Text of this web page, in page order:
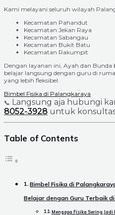
Kami melayani seluruh wilayah
Kecamatan Pahandut
Kecamatan Jekan Raya
Kecamatan Sabangau
Kecamatan Bukit Batu
Kecamatan Rakumpit
Dengan layanan ini, Ayah dan
belajar langsung dengan guru di
yang lebih fleksibel.
Bimbel Fisika di Palangkaraya
📞 Langsung aja hubungi
8052-3928 untuk
Table of Contents
Bimbel Fisika di
Belajar dengan Guru Terbaik
Mengapa Fisika Sering Jadi